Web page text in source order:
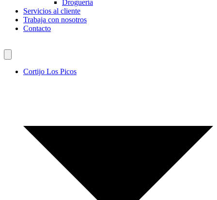
Droguería
Servicios al cliente
Trabaja con nosotros
Contacto
Cortijo Los Picos